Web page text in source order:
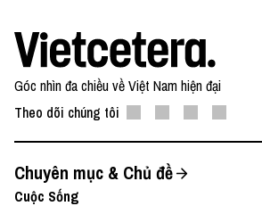
Góc nhìn đa chiều về Việt Nam hiện đại
Theo dõi chúng tôi
Chuyên mục & Chủ đề
Cuộc Sống